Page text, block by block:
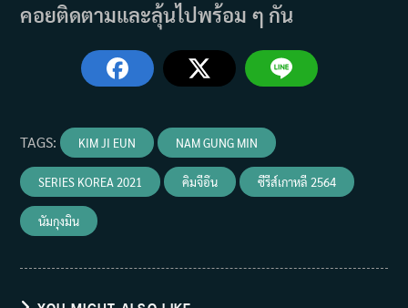
คอยติดตามและลุ้นไปพร้อม ๆ กัน
TAGS: KIM JI EUN NAM GUNG MIN
SERIES KOREA 2021 คิมจีอึน ซีรีส์เกาหลี 2564
นัมกุงมิน